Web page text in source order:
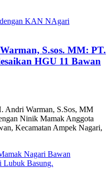
S.sos. MM: PT.
HGU 11 Bawan
Andri Warman, S.Sos, MM
Ninik Mamak Anggota
Kecamatan Ampek Nagari,